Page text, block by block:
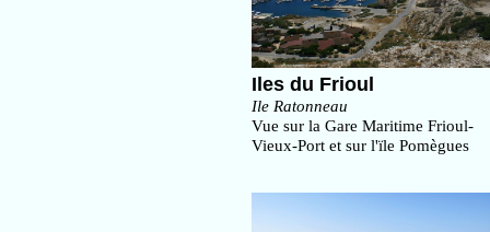
Iles du Frioul
Ile Ratonneau
Vue sur la Gare Maritime Frioul-
Vieux-Port et sur l'ïle Pomègues